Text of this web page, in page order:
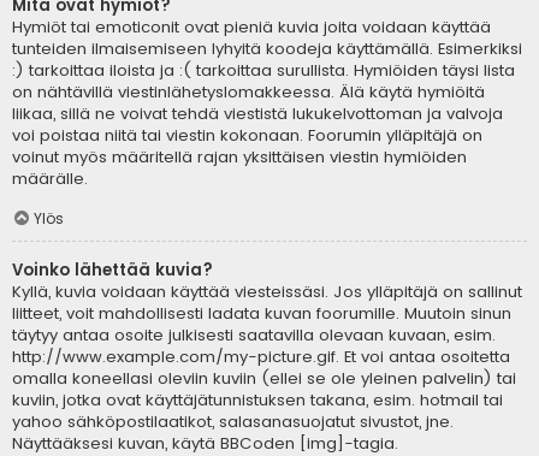
Mitä ovat hymiöt?
Hymiöt tai emoticonit ovat pieniä kuvia joita voidaan käyttää
tunteiden ilmaisemiseen lyhyitä koodeja käyttämällä. Esimerkiksi
:) tarkoittaa iloista ja :( tarkoittaa surullista. Hymiöiden täysi lista
on nähtävillä viestinlähetyslomakkeessa. Älä käytä hymiöitä
liikaa, sillä ne voivat tehdä viestistä lukukelvottoman ja valvoja
voi poistaa niitä tai viestin kokonaan. Foorumin ylläpitäjä on
voinut myös määritellä rajan yksittäisen viestin hymiöiden
määrälle.
Ylös
Voinko lähettää kuvia?
Kyllä, kuvia voidaan käyttää viesteissäsi. Jos ylläpitäjä on sallinut
liitteet, voit mahdollisesti ladata kuvan foorumille. Muutoin sinun
täytyy antaa osoite julkisesti saatavilla olevaan kuvaan, esim.
http://www.example.com/my-picture.gif. Et voi antaa osoitetta
omalla koneellasi oleviin kuviin (ellei se ole yleinen palvelin) tai
kuviin, jotka ovat käyttäjätunnistuksen takana, esim. hotmail tai
yahoo sähköpostilaatikot, salasanasuojatut sivustot, jne.
Näyttääksesi kuvan, käytä BBCoden [img]-tagia.